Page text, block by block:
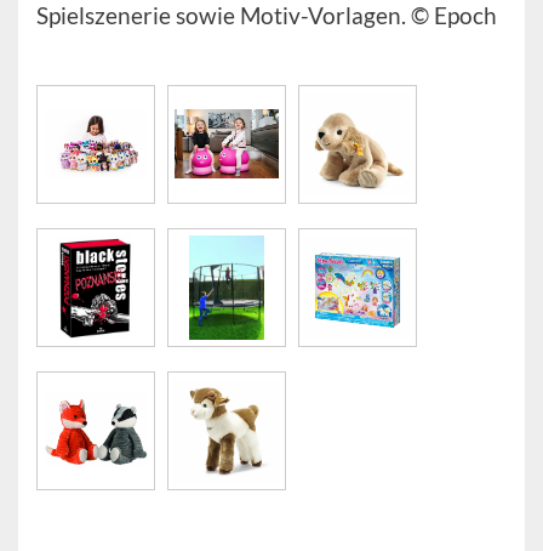
Spielszenerie sowie Motiv-Vorlagen. © Epoch